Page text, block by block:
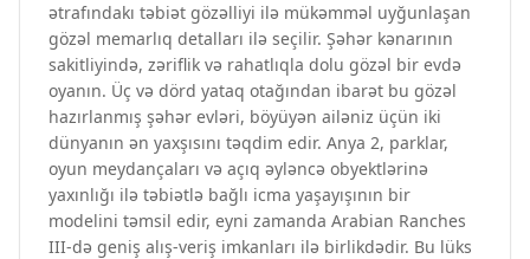
ətrafındakı təbiət gözəlliyi ilə mükəmməl uyğunlaşan
gözəl memarlıq detalları ilə seçilir. Şəhər kənarının
sakitliyində, zəriflik və rahatlıqla dolu gözəl bir evdə
oyanın. Üç və dörd yataq otağından ibarət bu gözəl
hazırlanmış şəhər evləri, böyüyən ailəniz üçün iki
dünyanın ən yaxşısını təqdim edir. Anya 2, parklar,
oyun meydançaları və açıq əyləncə obyektlərinə
yaxınlığı ilə təbiətlə bağlı icma yaşayışının bir
modelini təmsil edir, eyni zamanda Arabian Ranches
III-də geniş alış-veriş imkanları ilə birlikdədir. Bu lüks